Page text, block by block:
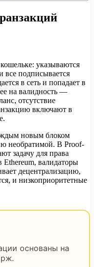
указываются
все подписывается
в сеть и попадает в
на валидность —
отсутствие
включают в
новым блоком
необратимой. В Proof-
задачу для права
Ethereum, валидаторы
децентрализацию,
и низкоприоритетные
основаны на